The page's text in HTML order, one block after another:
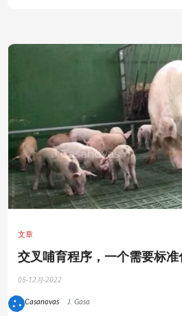
文章
交叉哺育程序，一个需要标
05-12月-2022
J. Casanovas J. Gasa